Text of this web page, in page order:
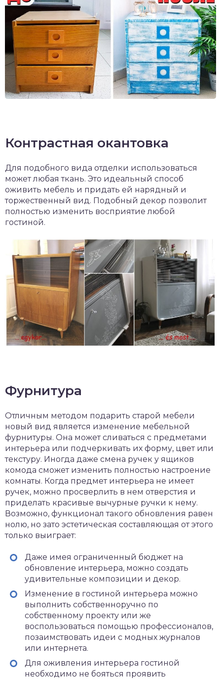
Контрастная окантовка
Для подобного вида отделки использоваться
может любая ткань. Это идеальный способ
оживить мебель и придать ей нарядный и
торжественный вид. Подобный декор позволит
полностью изменить восприятие любой
гостиной.
Фурнитура
Отличным методом подарить старой мебели
новый вид является изменение мебельной
фурнитуры. Она может сливаться с предметами
интерьера или подчеркивать их форму, цвет или
текстуру. Иногда даже смена ручек у ящиков
комода сможет изменить полностью настроение
комнаты. Когда предмет интерьера не имеет
ручек, можно просверлить в нем отверстия и
приделать красивые вычурные ручки к нему.
Возможно, функционал такого обновления равен
нолю, но зато эстетическая составляющая от этого
только выиграет:
Даже имея ограниченный бюджет на
обновление интерьера, можно создать
удивительные композиции и декор.
Изменение в гостиной интерьера можно
выполнить собственноручно по
собственному проекту или же
воспользоваться помощью профессионалов,
позаимствовать идеи с модных журналов
или интернета.
Для оживления интерьера гостиной
необходимо не бояться проявить